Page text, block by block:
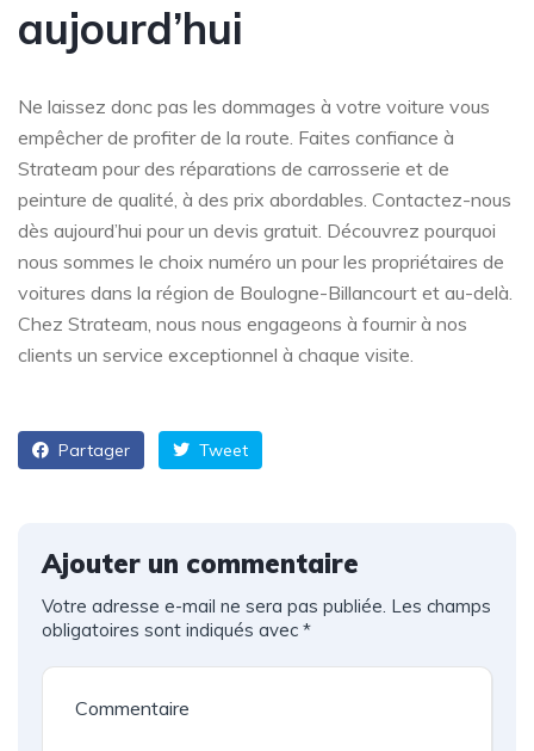
aujourd’hui
Ne laissez donc pas les dommages à votre voiture vous
empêcher de profiter de la route. Faites confiance à
Strateam pour des réparations de carrosserie et de
peinture de qualité, à des prix abordables. Contactez-nous
dès aujourd’hui pour un devis gratuit. Découvrez pourquoi
nous sommes le choix numéro un pour les propriétaires de
voitures dans la région de Boulogne-Billancourt et au-delà.
Chez Strateam, nous nous engageons à fournir à nos
clients un service exceptionnel à chaque visite.
Partager Tweet
Ajouter un commentaire
Votre adresse e-mail ne sera pas publiée. Les champs
obligatoires sont indiqués avec *